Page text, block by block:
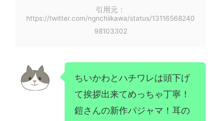
引用元：
https://twitter.com/ngnchiikawa/status/13116568240
98103302
ちいかわとハチワレは頭下げ
て挨拶出来てめっちゃ丁寧！
鎧さんの新作パジャマ！耳の